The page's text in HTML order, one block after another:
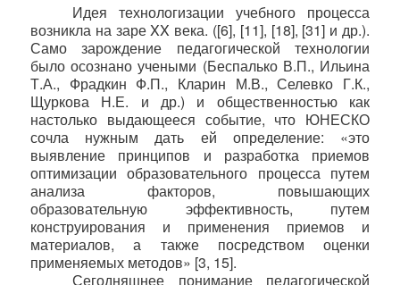
Идея технологизации учебного процесса
возникла на зареXX века. ([6], [11], [18], [31] и др.).
Само зарождение педагогической технологии
было осознано учеными (Беспалько В.П., Ильина
Т.А., Фрадкин Ф.П., Кларин М.В., Селевко Г.К.,
Щуркова Н.Е. и др.) и общественностью как
настолько выдающееся событие, что ЮНЕСКО
сочла нужным дать ей определение: «это
выявление принципов и разработка приемов
оптимизации образовательного процесса путем
анализа факторов, повышающих
образовательную эффективность, путем
конструирования и применения приемов и
материалов, а также посредством оценки
применяемых методов» [3, 15].
Сегодняшнее понимание педагогической